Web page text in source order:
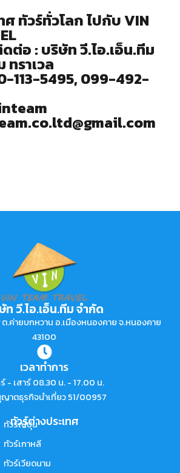
ศ ทัวร์ทั่วโลก ไปกับ VIN
ต่อ : บริษัท วี.ไอ.เอ็น.ทีม
ทราเวล
113-5495, 099-492-
ท วี.ไอ.เอ็น.ทีม จำกัด
.ค่ายบกหวาน อ.เมืองหนองคาย จ.หนองคาย
43100
เวลาทำการ
- เสาร์ 08.30 น. - 17.00 น.
าตธุรกิจนำเที่ยว 51/00957
ทัวร์ต่างประเทศ
ทัวร์ญี่ปุ่น
ทัวร์เกาหลี
ทัวร์เวียดนาม